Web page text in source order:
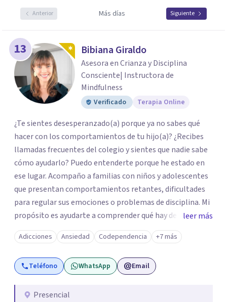
Anterior Más días Siguiente
13 Bibiana Giraldo
Asesora en Crianza y Disciplina
Consciente| Instructora de
Mindfulness
Verificado Terapia Online
¿Te sientes desesperanzado(a) porque ya no sabes qué
hacer con los comportamientos de tu hijo(a)? ¿Recibes
llamadas frecuentes del colegio y sientes que nadie sabe
cómo ayudarlo? Puedo entenderte porque he estado en
ese lugar. Acompaño a familias con niños y adolescentes
que presentan comportamientos retantes, dificultades
para regular sus emociones o problemas de disciplina. Mi
propósito es ayudarte a comprender qué hay detrás de
esas conductas y desarrollar las habilidades y
herramientas que se necesitan para transformar estas
conductas indeseadas. De la misma manera, trabajo de la
mano con el colegio para que familia e institución
ser educadora, madre de un niño con comportamiento
leer más
Adicciones Ansiedad Codependencia +7 más
Teléfono WhatsApp Email
Presencial